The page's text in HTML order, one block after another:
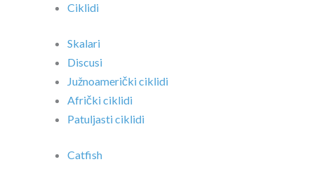
Ciklidi
Skalari
Discusi
Južnoamerički ciklidi
Afrički ciklidi
Patuljasti ciklidi
Catfish